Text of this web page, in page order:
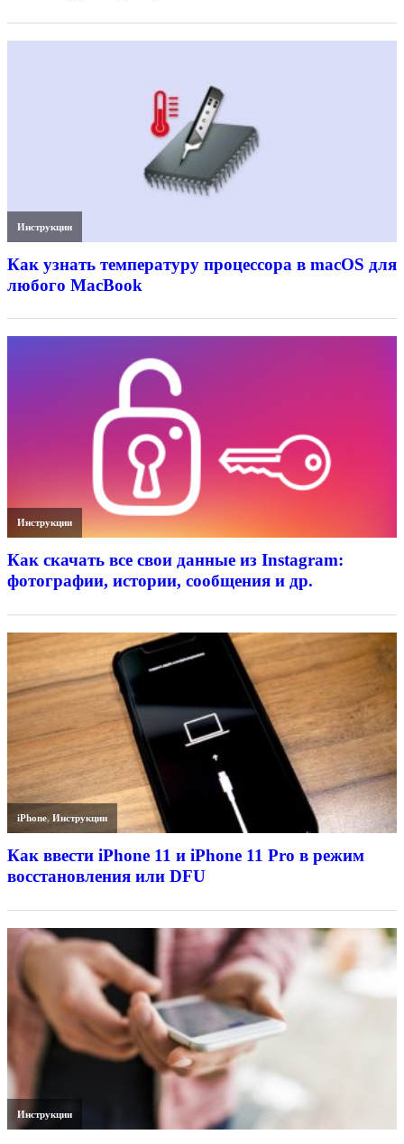
Инструкции
Как узнать температуру процессора в macOS для
любого MacBook
Инструкции
Как скачать все свои данные из Instagram:
фотографии, истории, сообщения и др.
iPhone,Инструкции
Как ввести iPhone 11 и iPhone 11 Pro в режим
восстановления или DFU
Инструкции